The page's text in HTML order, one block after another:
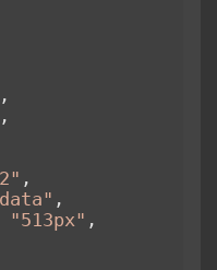
"513px"